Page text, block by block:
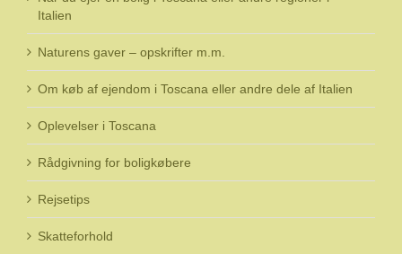
Italien
Naturens gaver – opskrifter m.m.
Om køb af ejendom i Toscana eller andre dele af Italien
Oplevelser i Toscana
Rådgivning for boligkøbere
Rejsetips
Skatteforhold